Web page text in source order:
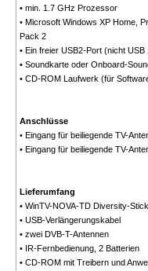
• min. 1.7 GHz Prozessor
• Microsoft Windows XP Home,
Pack 2
• Ein freier USB2-Port (nicht USB
• Soundkarte oder Onboard-
• CD-ROM Laufwerk (für
Anschlüsse
• Eingang für beiliegende TV-
• Eingang für beiliegende TV-
Lieferumfang
• WinTV-NOVA-TD Diversity-
• USB-Verlängerungskabel
• zwei DVB-T-Antennen
• IR-Fernbedienung, 2 Batterien
• CD-ROM mit Treibern und